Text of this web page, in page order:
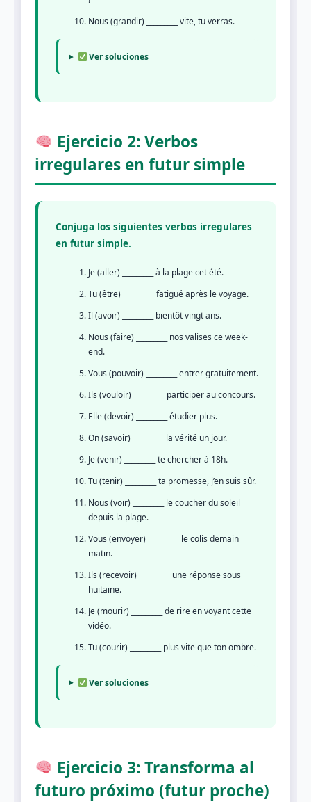
Nous (grandir) _________ vite, tu verras.
Ver soluciones
Ejercicio 2: Verbos
irregulares en futur simple
Conjuga los siguientes verbos irregulares
en futur simple.
Je (aller) _________ à la plage cet été.
Tu (être) _________ fatigué après le voyage.
Il (avoir) _________ bientôt vingt ans.
Nous (faire) _________ nos valises ce week-
end.
Vous (pouvoir) _________ entrer gratuitement.
Ils (vouloir) _________ participer au concours.
Elle (devoir) _________ étudier plus.
On (savoir) _________ la vérité un jour.
Je (venir) _________ te chercher à 18h.
Tu (tenir) _________ ta promesse, j’en suis sûr.
Nous (voir) _________ le coucher du soleil
depuis la plage.
Vous (envoyer) _________ le colis demain
matin.
Ils (recevoir) _________ une réponse sous
huitaine.
Je (mourir) _________ de rire en voyant cette
vidéo.
Tu (courir) _________ plus vite que ton ombre.
Ver soluciones
Ejercicio 3: Transforma al
futuro próximo (futur proche)